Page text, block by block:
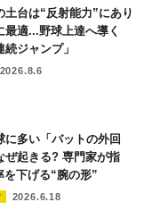
土台は“反射能力”にあり
最適...野球上達へ導く
続ジャンプ」
2026.8.6
に多い「バットの外回
ぜ起きる? 専門家が指
を下げる“腕の形”
2026.6.18